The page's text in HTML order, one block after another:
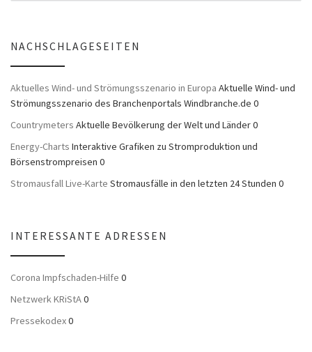
NACHSCHLAGESEITEN
Aktuelles Wind- und Strömungsszenario in Europa Aktuelle Wind- und
Strömungsszenario des Branchenportals Windbranche.de 0
Countrymeters Aktuelle Bevölkerung der Welt und Länder 0
Energy-Charts Interaktive Grafiken zu Stromproduktion und
Börsenstrompreisen 0
Stromausfall Live-Karte Stromausfälle in den letzten 24 Stunden 0
INTERESSANTE ADRESSEN
Corona Impfschaden-Hilfe 0
Netzwerk KRiStA0
Pressekodex0